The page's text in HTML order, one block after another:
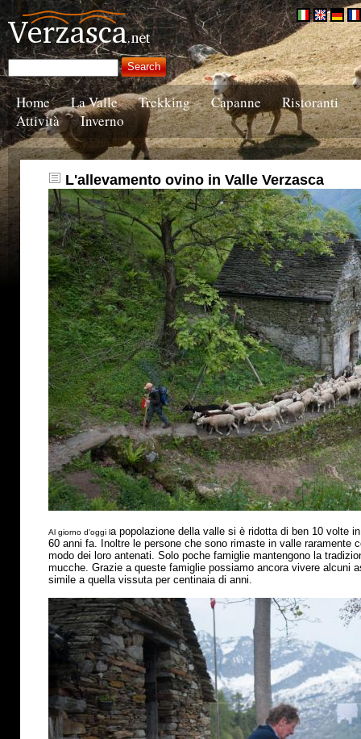
Home La Valle Trekking Capanne
Ristoranti
Attività
Inverno
L'allevamento ovino in Valle Verzasca
Al giorno d'oggi la popolazione della valle si è ridotta di ben 10 volte
60 anni fa. Inoltre le persone che sono rimaste in valle raramente
modo dei loro antenati. Solo poche famiglie mantengono la
mucche. Grazie a queste famiglie possiamo ancora vivere alcuni
simile a quella vissuta per centinaia di anni.